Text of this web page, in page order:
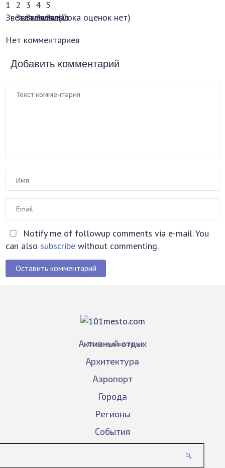
(Пока оценок нет)
Нет комментариев
Добавить комментарий
Notify me of followup comments via e-mail. You
can also subscribe without commenting.
Оставить комментарий
Всё о путешествиях
Активный отдых
Архитектура
Аэропорт
Города
Регионы
События